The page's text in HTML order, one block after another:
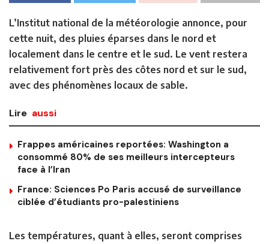
L’Institut national de la météorologie annonce, pour
cette nuit, des pluies éparses dans le nord et
localement dans le centre et le sud. Le vent restera
relativement fort près des côtes nord et sur le sud,
avec des phénomènes locaux de sable.
Lire aussi
Frappes américaines reportées: Washington a
consommé 80% de ses meilleurs intercepteurs
face à l’Iran
France: Sciences Po Paris accusé de surveillance
ciblée d’étudiants pro-palestiniens
Les températures, quant à elles, seront comprises